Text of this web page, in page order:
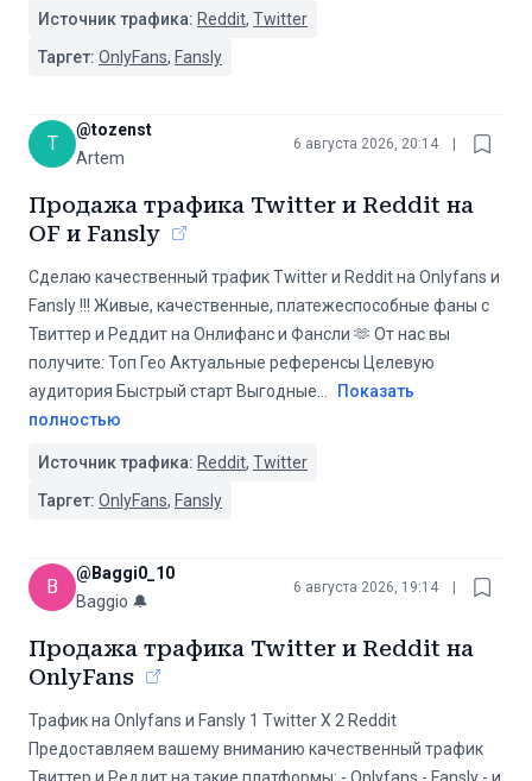
Источник трафика: Reddit, Twitter
Таргет: OnlyFans, Fansly
T
@tozenst
Artem
6 августа 2026, 20:14
Продажа трафика Twitter и Reddit на
OF и Fansly
Сделаю качественный трафик Twitter и Reddit на Onlyfans и
Fansly !!! Живые, качественные, платежеспособные фаны с
Твиттер и Реддит на Онлифанс и Фансли 🫶 От нас вы
получите: Топ Гео Актуальные референсы Целевую
аудитория Быстрый старт Выгодные
Показать
полностью
Источник трафика: Reddit, Twitter
Таргет: OnlyFans, Fansly
B
@ Baggi0_10
Baggio 🔔
6 августа 2026, 19:14
Продажа трафика Twitter и Reddit на
OnlyFans
Трафик на Onlyfans и Fansly 1️ Twitter X 2️ Reddit
Предоставляем вашему вниманию качественный трафик